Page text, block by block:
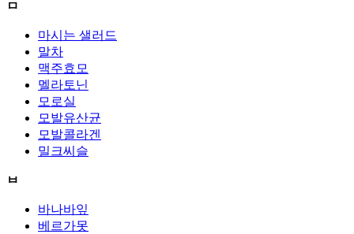
ㅁ
마시는 샐러드
말차
맥주효모
멜라토닌
모로실
모발유산균
모발콜라겐
밀크씨슬
ㅂ
바나바잎
베르가못